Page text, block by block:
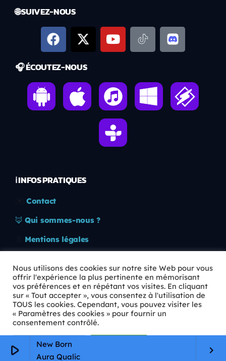
play_arrow
New Born
Aura Qualic
keyboard_arrow_right
🌐 SUIVEZ-NOUS
🎧 ÉCOUTEZ-NOUS
ℹ️ INFOS PRATIQUES
Contact
🦊 Qui sommes-nous ?
Mentions légales
🛡️ RGPD
Copyright © 2026 Animkids. Tous droits réservés.
Nous utilisons des cookies sur notre site Web pour vous
offrir l'expérience la plus pertinente en mémorisant
vos préférences et en répétant vos visites. En cliquant
sur « Tout accepter », vous consentez à l'utilisation de
TOUS les cookies. Cependant, vous pouvez visiter les
« Paramètres des cookies » pour fournir un
consentement contrôlé.
Paramètres Cookie